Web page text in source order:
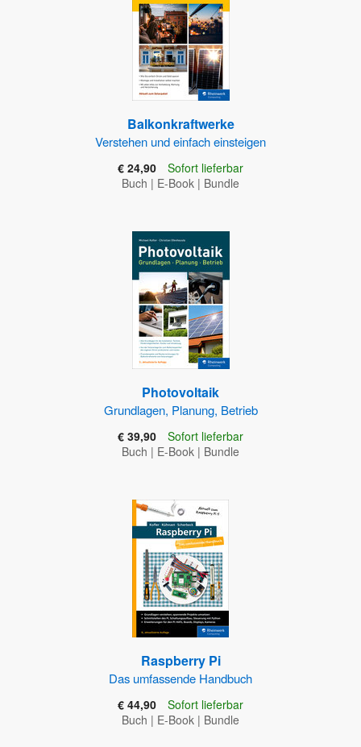
Balkonkraftwerke
Verstehen und einfach einsteigen
€ 24,90
Sofort lieferbar
Buch | E-Book | Bundle
Photovoltaik
Grundlagen, Planung, Betrieb
€ 39,90
Sofort lieferbar
Buch | E-Book | Bundle
Raspberry Pi
Das umfassende Handbuch
€ 44,90
Sofort lieferbar
Buch | E-Book | Bundle